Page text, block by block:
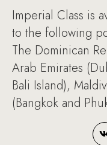
Imperial Class is
to the following
The Dominican
Arab Emirates
Bali Island),
(Bangkok and